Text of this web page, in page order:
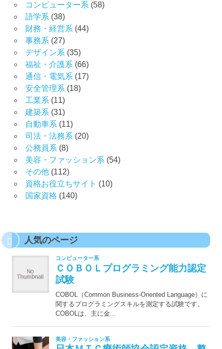
コンピューター系(58)
語学系(38)
財務・経営系(44)
事務系(27)
デザイン系(35)
福祉・介護系(66)
通信・電気系(17)
安全管理系(18)
工業系(11)
建築系(31)
自動車系(11)
司法・法務系(20)
公務員系(8)
美容・ファッション系(54)
その他(112)
資格お役立ちサイト (10)
国家資格 (140)
人気のページ